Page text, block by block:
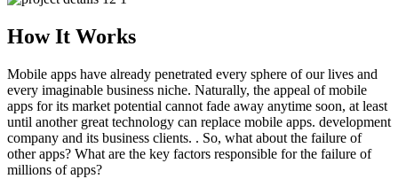
How It Works
Mobile apps have already penetrated every sphere of our lives and
every imaginable business niche. Naturally, the appeal of mobile
apps for its market potential cannot fade away anytime soon, at least
until another great technology can replace mobile apps. development
company and its business clients. . So, what about the failure of
other apps? What are the key factors responsible for the failure of
millions of apps?